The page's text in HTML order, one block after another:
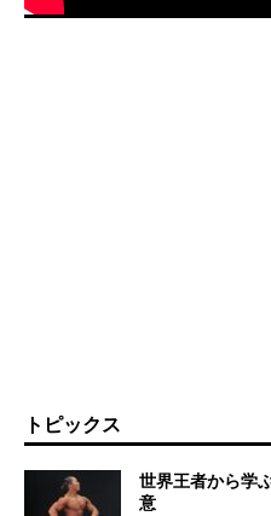
トピックス
世界王者から学
意